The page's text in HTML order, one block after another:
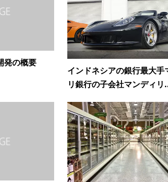
発の概要
インドネシアの銀行最大手
リ銀行の子会社マンディリ